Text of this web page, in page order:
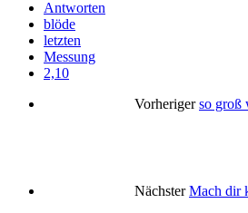
Antworten
blöde
letzten
Messung
2,10
Vorheriger so groß
Nächster Mach dir